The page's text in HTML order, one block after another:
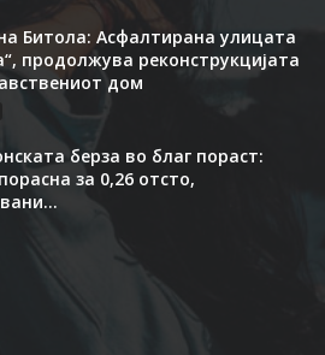
Битола: Асфалтирана улицата
продолжува реконструкцијата
дом
берза во благ пораст:
за 0,26 отсто,